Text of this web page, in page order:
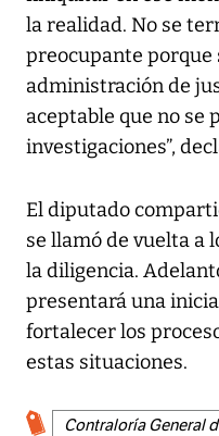
la realidad. No se
preocupante porque
administración de
aceptable que no se
investigaciones”,
El diputado
se llamó de vuelta a
la diligencia.
presentará una
fortalecer los
estas situaciones.
Contraloría General